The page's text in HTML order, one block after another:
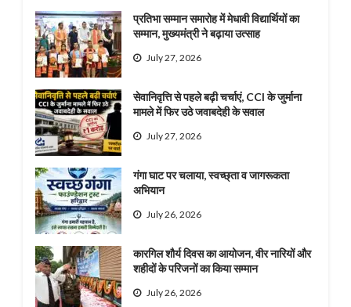
प्रतिभा सम्मान समारोह में मेधावी विद्यार्थियों का
सम्मान, मुख्यमंत्री ने बढ़ाया उत्साह
July 27, 2026
सेवानिवृत्ति से पहले बढ़ी चर्चाएं, CCI के जुर्माना
मामले में फिर उठे जवाबदेही के सवाल
July 27, 2026
गंगा घाट पर चलाया, स्वच्छ्ता व जागरूकता
अभियान
July 26, 2026
कारगिल शौर्य दिवस का आयोजन, वीर नारियों और
शहीदों के परिजनों का किया सम्मान
July 26, 2026